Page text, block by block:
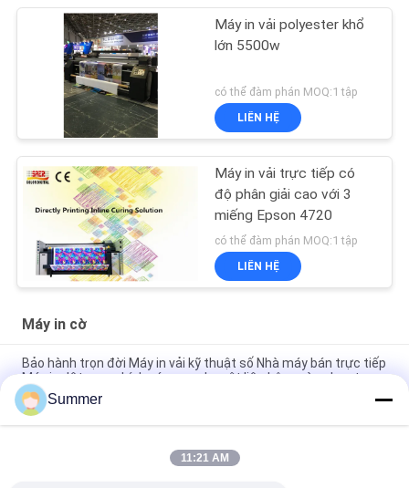
Máy in vải polyester khổ
lớn 5500w
có thể đàm phán MOQ:1 tập
LIÊN HỆ
Máy in vải trực tiếp có
độ phân giải cao với 3
miếng Epson 4720
có thể đàm phán MOQ:1 tập
LIÊN HỆ
Máy in cờ
Bảo hành trọn đời Máy in vải kỹ thuật số Nhà máy bán trực tiếp
Máy in dệt may chính xác cao cho vật liệu bông và polyester
Hệ thống in vải kỹ thuật số 4color/CMYK 3200mm máy vẽ dệt
may định dạng lớn với đầu in công nghiệp KJ4B-QL
Đầu in công nghiệp Máy in thăng hoa khổ lớn Máy in kỹ thuật
Summer
11:21 AM